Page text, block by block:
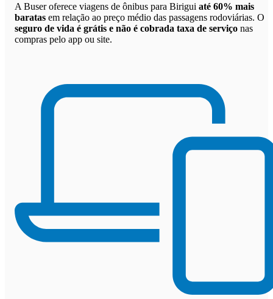
A Buser oferece viagens de ônibus para Birigui até 60% mais
baratas em relação ao preço médio das passagens rodoviárias. O
seguro de vida é grátis e não é cobrada taxa de serviço nas
compras pelo app ou site.